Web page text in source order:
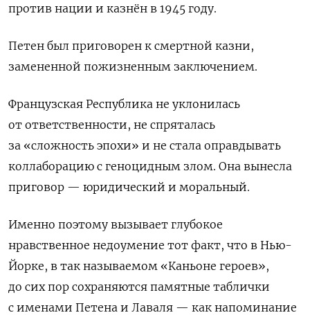
против нации и казнён в 1945 году.
Петен был приговорен к смертной казни,
замененной пожизненным заключением.
Французская Республика не уклонилась
от ответственности, не спряталась
за «сложность эпохи» и не стала оправдывать
коллаборацию с геноцидным злом. Она вынесла
приговор — юридический и моральный.
Именно поэтому вызывает глубокое
нравственное недоумение тот факт, что в Нью-
Йорке, в так называемом «Каньоне героев»,
до сих пор сохраняются памятные таблички
с именами Петена и Лаваля — как напоминание